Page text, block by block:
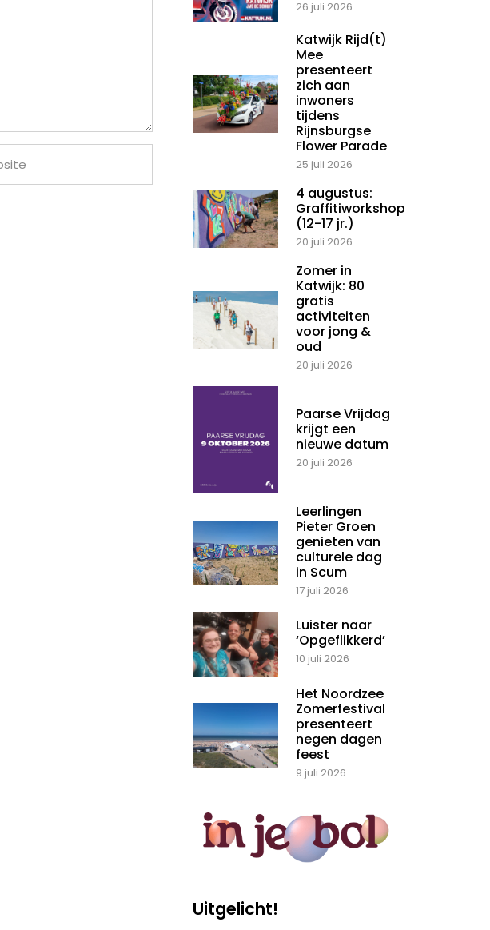
26 juli 2026
Katwijk Rijd(t)
Mee
presenteert
zich aan
inwoners
tijdens
Rijnsburgse
Flower Parade
25 juli 2026
4 augustus:
Graffitiworkshop
(12-17 jr.)
20 juli 2026
Zomer in
Katwijk: 80
gratis
activiteiten
voor jong &
oud
20 juli 2026
Paarse Vrijdag
krijgt een
nieuwe datum
20 juli 2026
Leerlingen
Pieter Groen
genieten van
culturele dag
in Scum
17 juli 2026
Luister naar
‘Opgeflikkerd’
10 juli 2026
Het Noordzee
Zomerfestival
presenteert
negen dagen
feest
9 juli 2026
Uitgelicht!